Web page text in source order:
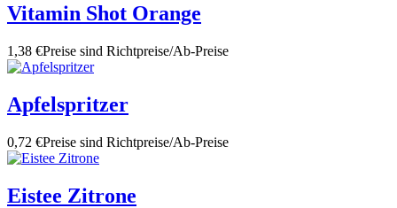
Vitamin Shot Orange
1,38 €Preise sind Richtpreise/Ab-Preise
Apfelspritzer
0,72 €Preise sind Richtpreise/Ab-Preise
Eistee Zitrone